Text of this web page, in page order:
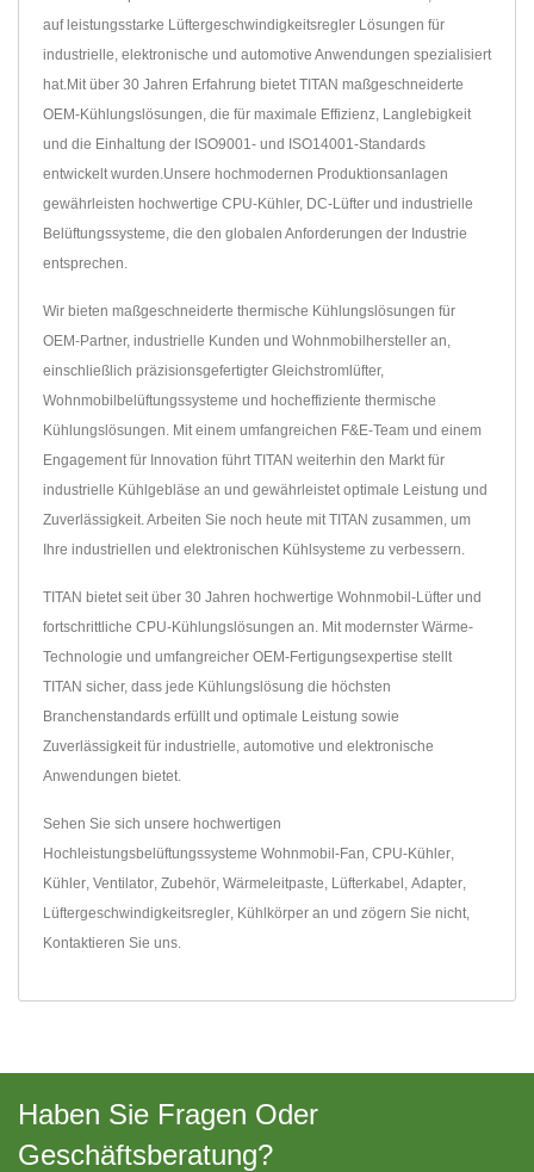
auf leistungsstarke Lüftergeschwindigkeitsregler Lösungen für
industrielle, elektronische und automotive Anwendungen spezialisiert
hat.Mit über 30 Jahren Erfahrung bietet TITAN maßgeschneiderte
OEM-Kühlungslösungen, die für maximale Effizienz, Langlebigkeit
und die Einhaltung der ISO9001- und ISO14001-Standards
entwickelt wurden.Unsere hochmodernen Produktionsanlagen
gewährleisten hochwertige CPU-Kühler, DC-Lüfter und industrielle
Belüftungssysteme, die den globalen Anforderungen der Industrie
entsprechen.
Wir bieten maßgeschneiderte thermische Kühlungslösungen für
OEM-Partner, industrielle Kunden und Wohnmobilhersteller an,
einschließlich präzisionsgefertigter Gleichstromlüfter,
Wohnmobilbelüftungssysteme und hocheffiziente thermische
Kühlungslösungen. Mit einem umfangreichen F&E-Team und einem
Engagement für Innovation führt TITAN weiterhin den Markt für
industrielle Kühlgebläse an und gewährleistet optimale Leistung und
Zuverlässigkeit. Arbeiten Sie noch heute mit TITAN zusammen, um
Ihre industriellen und elektronischen Kühlsysteme zu verbessern.
TITAN bietet seit über 30 Jahren hochwertige Wohnmobil-Lüfter und
fortschrittliche CPU-Kühlungslösungen an. Mit modernster Wärme-
Technologie und umfangreicher OEM-Fertigungsexpertise stellt
TITAN sicher, dass jede Kühlungslösung die höchsten
Branchenstandards erfüllt und optimale Leistung sowie
Zuverlässigkeit für industrielle, automotive und elektronische
Anwendungen bietet.
Sehen Sie sich unsere hochwertigen
Hochleistungsbelüftungssysteme Wohnmobil-Fan, CPU-Kühler,
Kühler, Ventilator, Zubehör, Wärmeleitpaste, Lüfterkabel , Adapter,
Lüftergeschwindigkeitsregler, Kühlkörper an und zögern Sie nicht,
Kontaktieren Sie uns.
Haben Sie Fragen Oder
Geschäftsberatung?